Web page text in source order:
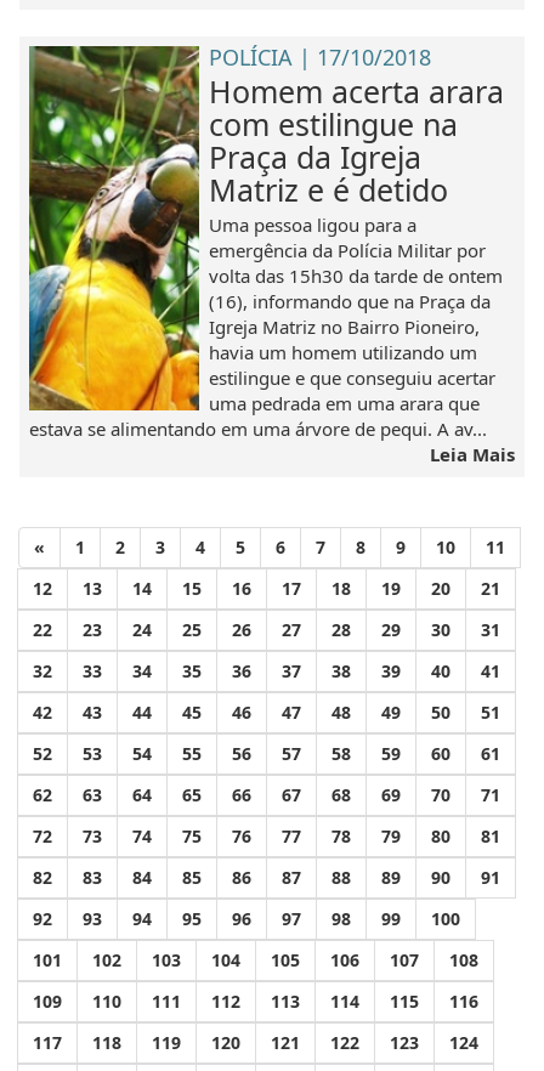
POLÍCIA | 17/10/2018
Homem acerta arara
com estilingue na
Praça da Igreja
Matriz e é detido
Uma pessoa ligou para a
emergência da Polícia Militar por
volta das 15h30 da tarde de ontem
(16), informando que na Praça da
Igreja Matriz no Bairro Pioneiro,
havia um homem utilizando um
estilingue e que conseguiu acertar
uma pedrada em uma arara que
estava se alimentando em uma árvore de pequi. A av...
Leia Mais
« 1 2 3 4 5 6 7 8 9 10
11
12
13 14 15 16 17 18 19 20
21
22
23 24 25 26 27 28 29 30
31
32
33 34 35 36 37 38 39 40
41
42
43 44 45 46 47 48 49 50
51
52
53 54 55 56 57 58 59 60
61
62
63 64 65 66 67 68 69 70
71
72
73 74 75 76 77 78 79 80
81
82
83 84 85 86 87 88 89 90
91
92
93 94 95 96 97 98 99
100
101
102 103 104 105 106 107
108
109
110 111 112 113 114 115
116
117
118 119 120 121 122 123
124